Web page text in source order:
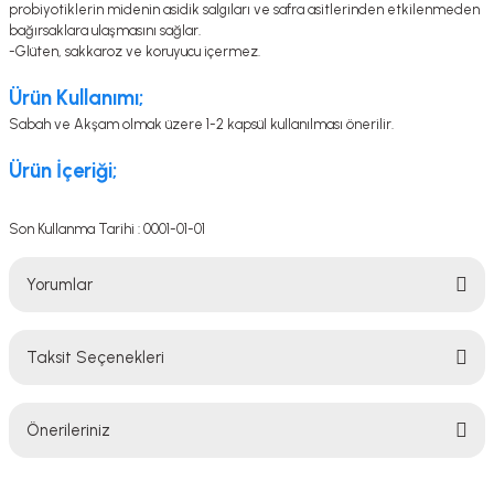
probiyotiklerin midenin asidik salgıları ve safra asitlerinden etkilenmeden
bağırsaklara ulaşmasını sağlar.
-Glüten, sakkaroz ve koruyucu içermez.
Ürün Kullanımı;
Sabah ve Akşam olmak üzere 1-2 kapsül kullanılması önerilir.
Ürün İçeriği;
Son Kullanma Tarihi : 0001-01-01
Yorumlar
Taksit Seçenekleri
Önerileriniz